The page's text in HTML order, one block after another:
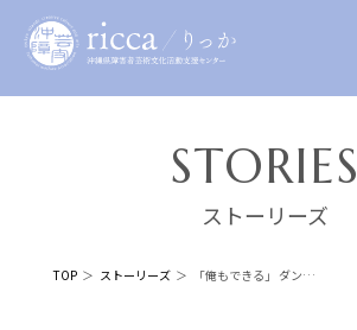
STORIES
ストーリーズ
TOP ストーリーズ 「俺もできる」 ダン…